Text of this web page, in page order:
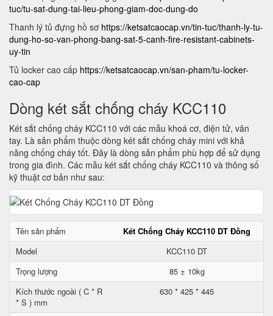
tuc/tu-sat-dung-tai-lieu-phong-giam-doc-dung-do
Thanh lý tủ đựng hồ sơ https://ketsatcaocap.vn/tin-tuc/thanh-ly-tu-
dung-ho-so-van-phong-bang-sat-5-canh-fire-resistant-cabinets-
uy-tin
Tủ locker cao cấp https://ketsatcaocap.vn/san-pham/tu-locker-
cao-cap
Dòng két sắt chống cháy KCC110
Két sắt chống cháy KCC110 với các mẫu khoá cơ, điện tử, vân
tay. Là sản phẩm thuộc dòng két sắt chống cháy mini với khả
năng chống cháy tốt. Đây là dòng sản phẩm phù hợp để sử dụng
trong gia đình. Các mẫu két sắt chống cháy KCC110 và thông số
kỹ thuật cơ bản như sau:
Tên sản phẩm
Két Chống Cháy KCC110 DT Đồng
Model
KCC110 DT
Trọng lượng
85 ± 10kg
Kích thước ngoài ( C * R
* S ) mm
630 * 425 * 445